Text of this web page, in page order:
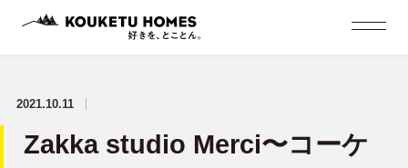
2021.10.11
Zakka studio Merci〜コーケ